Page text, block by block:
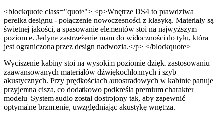
<blockquote class="quote"> <p>Wnętrze DS4 to prawdziwa
perełka designu - połączenie nowoczesności z klasyką. Materiały są
świetnej jakości, a spasowanie elementów stoi na najwyższym
poziomie. Jedyne zastrzeżenie mam do widoczności do tyłu, która
jest ograniczona przez design nadwozia.</p> </blockquote>
Wyciszenie kabiny stoi na wysokim poziomie dzięki zastosowaniu
zaawansowanych materiałów dźwiękochłonnych i szyb
akustycznych. Przy prędkościach autostradowych w kabinie panuje
przyjemna cisza, co dodatkowo podkreśla premium charakter
modelu. System audio został dostrojony tak, aby zapewnić
optymalne brzmienie, uwzględniając akustykę wnętrza.